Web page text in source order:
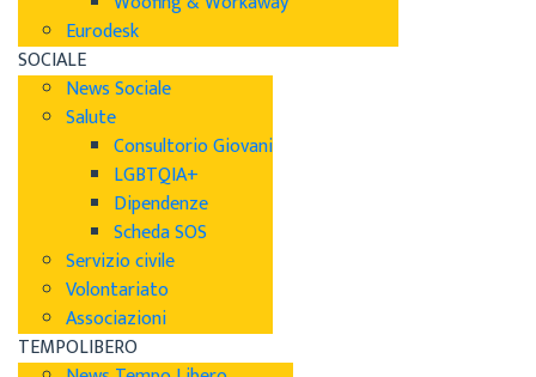
Eurodesk
SOCIALE
News Sociale
Salute
Consultorio Giovani
LGBTQIA+
Dipendenze
Scheda SOS
Servizio civile
Volontariato
Associazioni
TEMPOLIBERO